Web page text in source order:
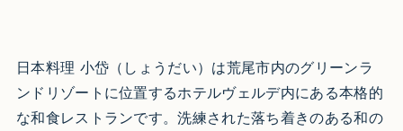
日本料理 小岱（しょうだい）は荒尾市内のグリーンラ
ンドリゾートに位置するホテルヴェルデ内にある本格的
な和食レストランです。洗練された落ち着きのある和の